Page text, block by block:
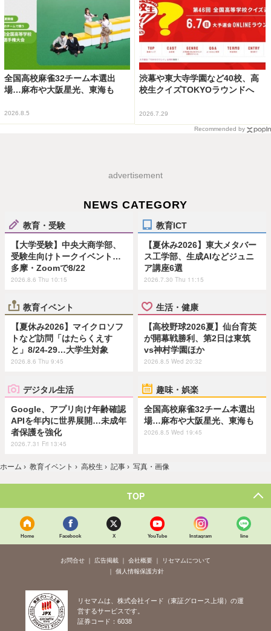
全国高校麻雀32チーム本選出
場…麻布や大阪星光、東海も
2026.8.5
渋幕や東大寺学園など40校、高
校生クイズTOKYOラウンドへ
2026.7.29
Recommended by
advertisement
NEWS CATEGORY
教育・受験
【大学受験】中央大商学部、
受験生向けトークイベント…
多摩・Zoomで8/22
2026.8.6 Thu 10:15
教育ICT
【夏休み2026】東大メタバー
ス工学部、生成AIなどジュニ
ア講座6選
2026.7.30 Thu 11:15
教育イベント
【夏休み2026】マイクロソフ
トなど訪問「はたらくえす
と」8/24-29…大学生対象
2026.8.6 Thu 9:45
生活・健康
【高校野球2026夏】仙台育英
が開幕戦勝利、第2日は東筑
vs神村学園ほか
2026.8.5 Wed 20:32
デジタル生活
Google、アプリ向け年齢確認
APIを年内に世界展開…未成年
者保護を強化
2026.7.31 Fri 13:45
趣味・娯楽
全国高校麻雀32チーム本選出
場…麻布や大阪星光、東海も
2026.8.5 Wed 19:45
ホーム › 教育イベント › 高校生 › 記事 › 写真・画像
TOP
Home Facebook X YouTube Instagram line
お問合せ 広告掲載 会社概要
リセマムについて
個人情報保護方針
リセマムは、株式会社イード（東証グロース上場）の運
営するサービスです。
証券コード：6038